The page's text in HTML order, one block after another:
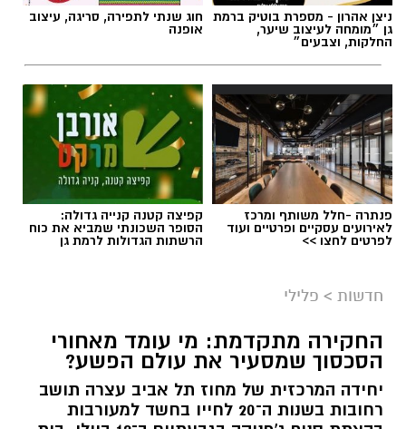
פנתרה -חלל משותף ומרכז
לאירועים עסקיים ופרטיים ועוד
לפרטים לחצו >>
קפיצה קטנה קנייה גדולה:
הסופר השכונתי שמביא את כוח
הרשתות הגדולות לרמת גן
חדשות> פלילי
החקירה מתקדמת: מי עומד מאחורי
יחידה המרכזית של מחוז תל אביב עצרה תושב
בהצתת סניף ג'פניקה בגבעתיים ב־12 ביולי. בית
המשפט האריך את מעצרו
דור הדר / 11:58 29.07.26